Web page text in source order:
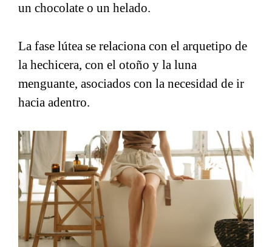
un chocolate o un helado.
La fase lútea se relaciona con el arquetipo de
la hechicera, con el otoño y la luna
menguante, asociados con la necesidad de ir
hacia adentro.